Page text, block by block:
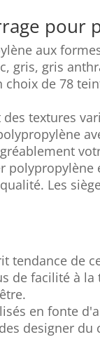
pour
aux
gris, gris
de 78
textures
Les
tendance de
de facilité à
en fonte
designer du